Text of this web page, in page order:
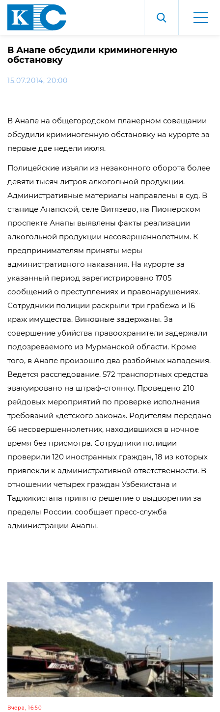
В Анапе обсудили криминогенную
обстановку
15.07.2014, 20:00
В Анапе на общегородском планерном совещании
обсудили криминогенную обстановку на курорте за
первые две недели июля.
Полицейские изъяли из незаконного оборота более
девяти тысяч литров алкогольной продукции.
Административные материалы направлены в суд. В
станице Анапской, селе Витязево, на Пионерском
проспекте Анапы выявлены факты реализации
алкогольной продукции несовершеннолетним. К
предпринимателям приняты меры
административного наказания. На курорте за
указанный период зарегистрировано 1705
сообщений о преступлениях и правонарушениях.
Сотрудники полиции раскрыли три грабежа и 16
краж имущества. Виновные задержаны. За
совершение убийства правоохранители задержали
подозреваемого из Мурманской области. Кроме
того, в Анапе произошло два разбойных нападения.
Ведется расследование. 572 транспортных средства
эвакуировано на штраф-стоянку. Проведено 210
рейдовых мероприятий по проверке исполнения
требований «детского закона». Родителям передано
66 несовершеннолетних, находившихся в ночное
время без присмотра. Сотрудники полиции
проверили 120 иностранных граждан, 18 из которых
привлекли к административной ответственности. В
отношении четырех граждан Узбекистана и
Таджикистана принято решение о выдворении за
пределы России, сообщает пресс-служба
администрации Анапы.
Вчера, 16:50